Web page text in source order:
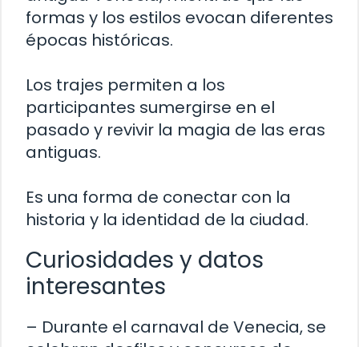
formas y los estilos evocan diferentes
épocas históricas.
Los trajes permiten a los
participantes sumergirse en el
pasado y revivir la magia de las eras
antiguas.
Es una forma de conectar con la
historia y la identidad de la ciudad.
Curiosidades y datos
interesantes
– Durante el carnaval de Venecia, se